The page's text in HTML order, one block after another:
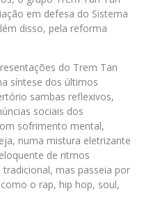
em defesa do Sistema
disso, pela reforma
do Trem Tan
síntese dos últimos
sambas reflexivos,
sociais dos
sofrimento mental,
numa mistura eletrizante
de ritmos
mas passeia por
o rap, hip hop, soul,